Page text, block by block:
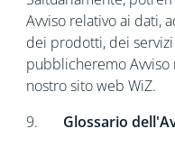
Avviso relativo ai dati,
dei prodotti, dei
pubblicheremo Avviso
nostro sito web WiZ.
9. Glossario